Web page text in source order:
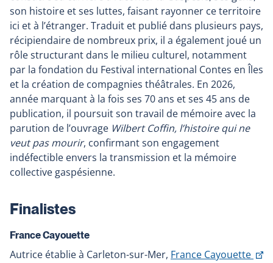
une
nouvelle
fenêtre
son histoire et ses luttes, faisant rayonner ce territoire
ici et à l’étranger. Traduit et publié dans plusieurs pays,
récipiendaire de nombreux prix, il a également joué un
rôle structurant dans le milieu culturel, notamment
par la fondation du Festival international Contes en Îles
et la création de compagnies théâtrales. En 2026,
année marquant à la fois ses 70 ans et ses 45 ans de
publication, il poursuit son travail de mémoire avec la
parution de l’ouvrage Wilbert Coffin, l’histoire qui ne
veut pas mourir, confirmant son engagement
indéfectible envers la transmission et la mémoire
collective gaspésienne.
Finalistes
France Cayouette
Autrice établie à Carleton-sur-Mer, France Cayouette